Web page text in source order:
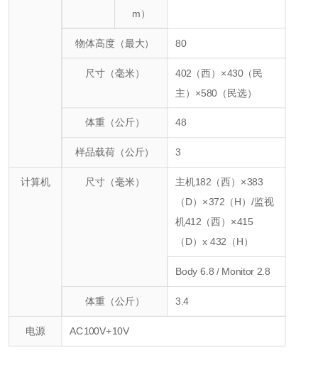
m）
物体高度（最大） 80
尺寸（毫米）
402（西）×430（民
主）×580（民选）
体重（公斤） 48
样品载荷（公斤） 3
计算机 尺寸（毫米）
主机182（西）×383
（D）×372（H）/监视
机412（西）×415
（D）x 432（H）
Body 6.8 / Monitor 2.8
体重（公斤） 3.4
电源 AC100V+10V